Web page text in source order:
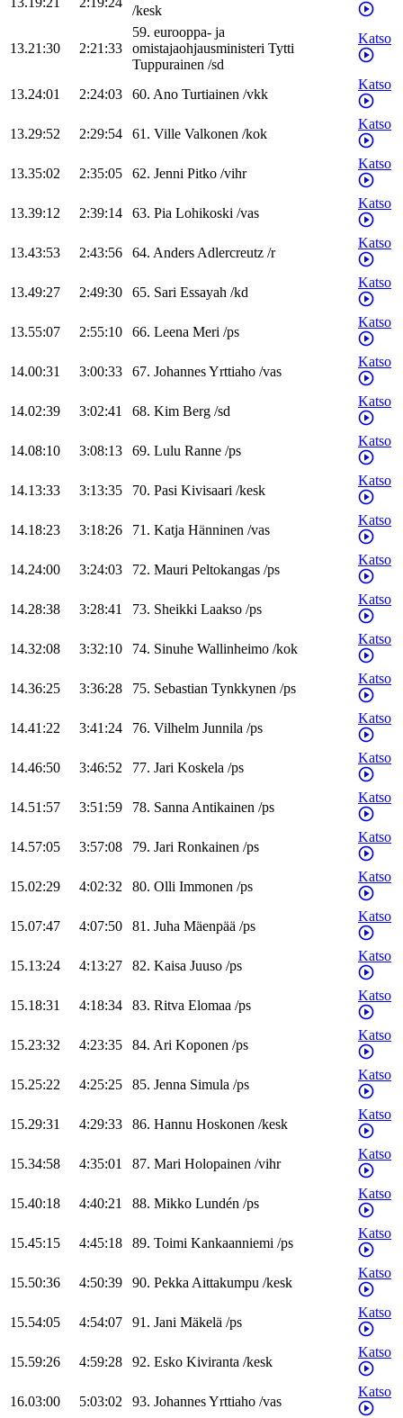
/kesk
13.21:30 2:21:33
59. eurooppa- ja
omistajaohjausministeri Tytti
Tuppurainen /sd
Katso
13.24:01 2:24:03 60. Ano Turtiainen /vkk
Katso
13.29:52 2:29:54 61. Ville Valkonen /kok
Katso
13.35:02 2:35:05 62. Jenni Pitko /vihr
Katso
13.39:12 2:39:14 63. Pia Lohikoski /vas
Katso
13.43:53 2:43:56 64. AndersAdlercreutz /r
Katso
13.49:27 2:49:30 65. Sari Essayah /kd
Katso
13.55:07 2:55:10 66. Leena Meri /ps
Katso
14.00:31 3:00:33 67. JohannesYrttiaho /vas
Katso
14.02:39 3:02:41 68. Kim Berg /sd
Katso
14.08:10 3:08:13 69. Lulu Ranne /ps
Katso
14.13:33 3:13:35 70. Pasi Kivisaari /kesk
Katso
14.18:23 3:18:26 71. Katja Hänninen /vas
Katso
14.24:00 3:24:03 72. Mauri Peltokangas /ps
Katso
14.28:38 3:28:41 73. Sheikki Laakso /ps
Katso
14.32:08 3:32:10 74. Sinuhe Wallinheimo /kok
Katso
14.36:25 3:36:28 75. Sebastian Tynkkynen /ps
Katso
14.41:22 3:41:24 76. Vilhelm Junnila /ps
Katso
14.46:50 3:46:52 77. Jari Koskela /ps
Katso
14.51:57 3:51:59 78. SannaAntikainen /ps
Katso
14.57:05 3:57:08 79. Jari Ronkainen /ps
Katso
15.02:29 4:02:32 80. Olli Immonen /ps
Katso
15.07:47 4:07:50 81. Juha Mäenpää /ps
Katso
15.13:24 4:13:27 82. Kaisa Juuso /ps
Katso
15.18:31 4:18:34 83. Ritva Elomaa /ps
Katso
15.23:32 4:23:35 84. Ari Koponen /ps
Katso
15.25:22 4:25:25 85. Jenna Simula /ps
Katso
15.29:31 4:29:33 86. Hannu Hoskonen /kesk
Katso
15.34:58 4:35:01 87. Mari Holopainen /vihr
Katso
15.40:18 4:40:21 88. Mikko Lundén /ps
Katso
15.45:15 4:45:18 89. Toimi Kankaanniemi /ps
Katso
15.50:36 4:50:39 90. PekkaAittakumpu /kesk
Katso
15.54:05 4:54:07 91. Jani Mäkelä /ps
Katso
15.59:26 4:59:28 92. Esko Kiviranta /kesk
Katso
16.03:00 5:03:02 93. JohannesYrttiaho /vas
Katso